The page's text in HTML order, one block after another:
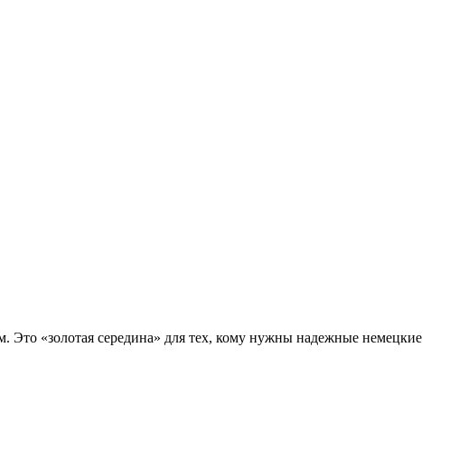
Это «золотая середина» для тех, кому нужны надежные немецкие